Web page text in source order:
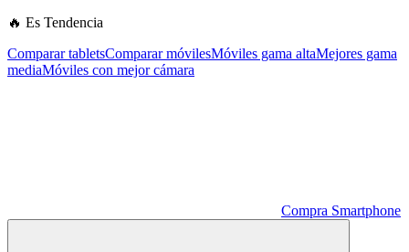
🔥 Es Tendencia
Comparar tabletsComparar móvilesMóviles gama altaMejores gama
mediaMóviles con mejor cámara
Compra Smartphone